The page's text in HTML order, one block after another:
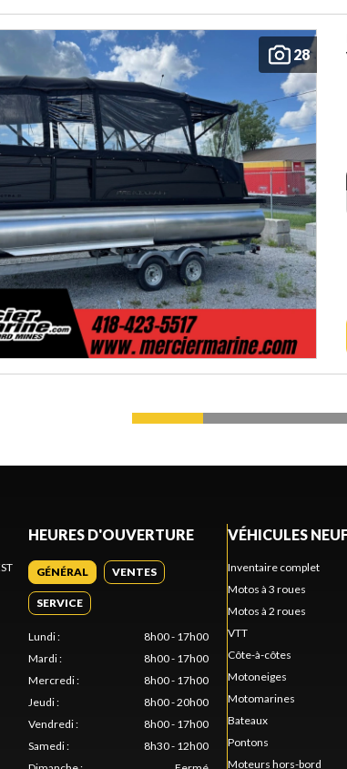
28
HEURES D'OUVERTURE
GÉNÉRAL VENTES
SERVICE
Lundi:
8h00 - 17h00
Mardi:
8h00 - 17h00
Mercredi:
8h00 - 17h00
Jeudi:
8h00 - 20h00
Vendredi:
8h00 - 17h00
Samedi:
8h30 - 12h00
VÉHICULES
Inventaire complet
Motos à 3 roues
Motos à 2 roues
VTT
Côte-à-côtes
Motoneiges
Motomarines
Bateaux
Pontons
Moteurs hors-bord